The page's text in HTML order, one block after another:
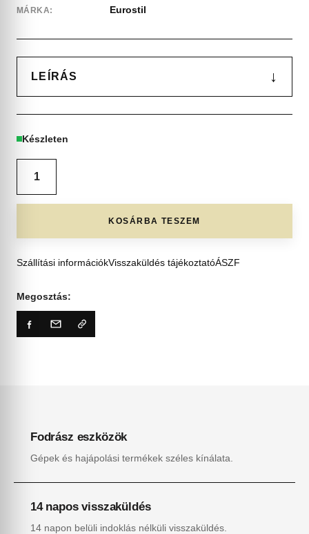
MÁRKA: Eurostil
LEÍRÁS ↓
Készleten
KOSÁRBA TESZEM
Szállítási információkVisszaküldés tájékoztatóÁSZF
Megosztás:
Fodrász eszközök
Gépek és hajápolási termékek széles kínálata.
14 napos visszaküldés
14 napon belüli indoklás nélküli visszaküldés.